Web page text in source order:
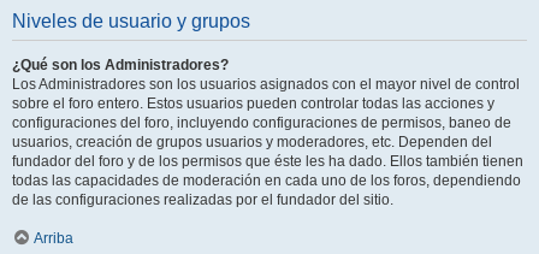
Niveles de usuario y grupos
¿Qué son los Administradores?
Los Administradores son los usuarios asignados con el mayor nivel de control
sobre el foro entero. Estos usuarios pueden controlar todas las acciones y
configuraciones del foro, incluyendo configuraciones de permisos, baneo de
usuarios, creación de grupos usuarios y moderadores, etc. Dependen del
fundador del foro y de los permisos que éste les ha dado. Ellos también tienen
todas las capacidades de moderación en cada uno de los foros, dependiendo
de las configuraciones realizadas por el fundador del sitio.
Arriba